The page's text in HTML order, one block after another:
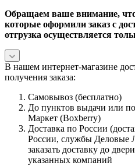
Обращаем ваше внимание,
которые оформили заказ с
отгрузка осуществляется
В нашем интернет-магазине
получения заказа:
Самовывоз (бесплатно)
До пунктов выдачи или
Маркет (Boxberry)
Доставка по России
России, службы Деловые
заказать доставку до
указанных компаний